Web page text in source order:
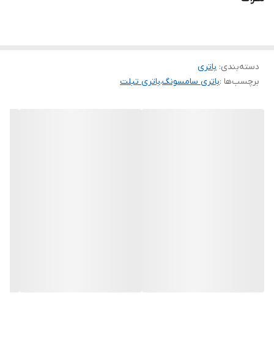
دسته‌بندی: باتری
برچسب‌ها :باتری سامسونگ،باتری تبلت